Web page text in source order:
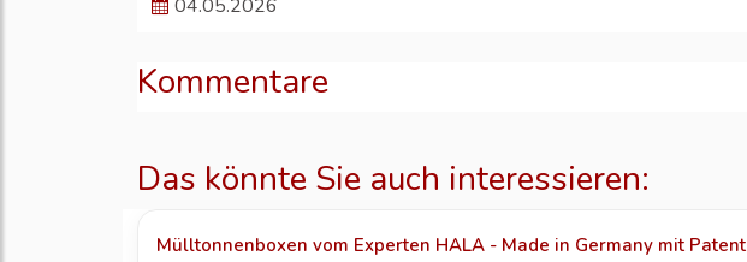
04.05.2026
Kommentare
Das könnte Sie auch interessieren:
Mülltonnenboxen vom Experten HALA - Made in Germany mit Patent